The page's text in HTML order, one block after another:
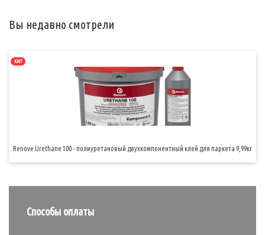
Вы недавно смотрели
ХИТ
Renove Urethane 100 - полиуретановый двухкомпонентный клей для паркета 9,99кг
Способы оплаты